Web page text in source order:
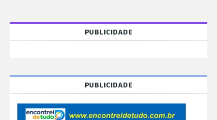
PUBLICIDADE
PUBLICIDADE